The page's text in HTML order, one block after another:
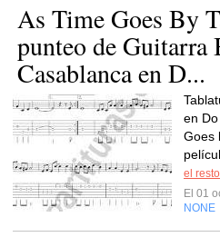
As Time Goes By
punteo de Guitarra
Casablanca en D...
en
Goes
el resto
El 01
NONE